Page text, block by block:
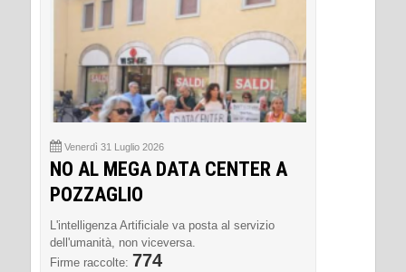
Venerdì 31 Luglio 2026
NO AL MEGA DATA CENTER A
POZZAGLIO
L'intelligenza Artificiale va posta al servizio
dell'umanità, non viceversa.
Firme raccolte: 774